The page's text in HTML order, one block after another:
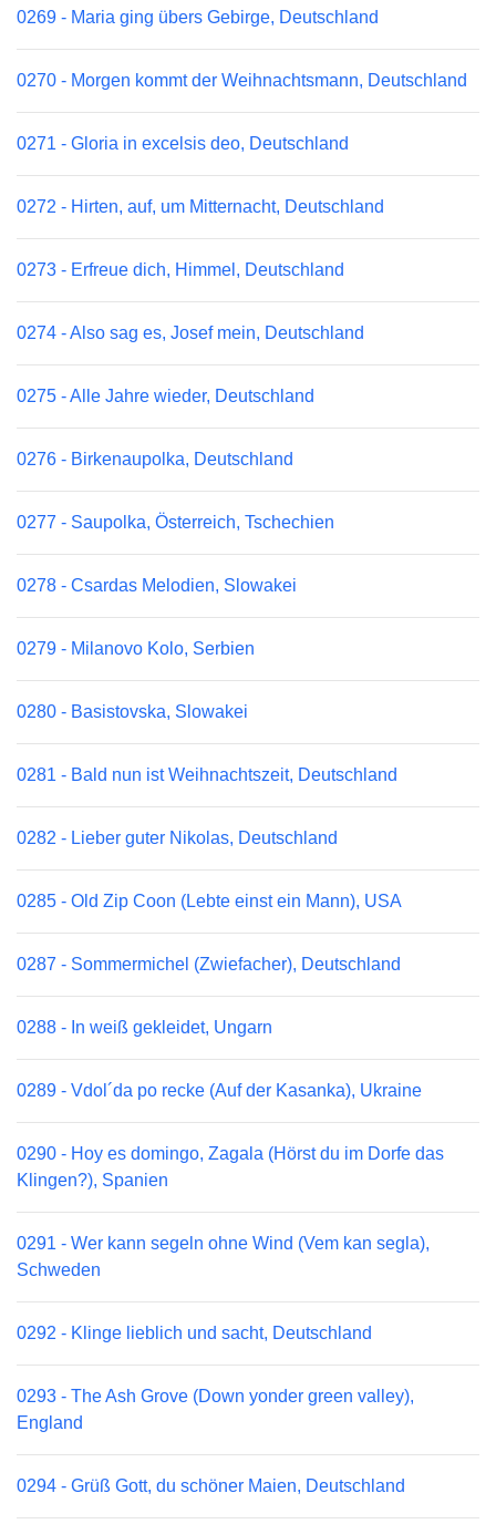
0269 - Maria ging übers Gebirge, Deutschland
0270 - Morgen kommt der Weihnachtsmann, Deutschland
0271 - Gloria in excelsis deo, Deutschland
0272 - Hirten, auf, um Mitternacht, Deutschland
0273 - Erfreue dich, Himmel, Deutschland
0274 - Also sag es, Josef mein, Deutschland
0275 - Alle Jahre wieder, Deutschland
0276 - Birkenaupolka, Deutschland
0277 - Saupolka, Österreich, Tschechien
0278 - Csardas Melodien, Slowakei
0279 - Milanovo Kolo, Serbien
0280 - Basistovska, Slowakei
0281 - Bald nun ist Weihnachtszeit, Deutschland
0282 - Lieber guter Nikolas, Deutschland
0285 - Old Zip Coon (Lebte einst ein Mann), USA
0287 - Sommermichel (Zwiefacher), Deutschland
0288 - In weiß gekleidet, Ungarn
0289 - Vdol´da po recke (Auf der Kasanka), Ukraine
0290 - Hoy es domingo, Zagala (Hörst du im Dorfe das
Klingen?), Spanien
0291 - Wer kann segeln ohne Wind (Vem kan segla),
Schweden
0292 - Klinge lieblich und sacht, Deutschland
0293 - The Ash Grove (Down yonder green valley),
England
0294 - Grüß Gott, du schöner Maien, Deutschland